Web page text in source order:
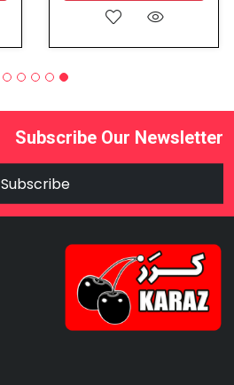
Subscribe Our Newsletter
Subscribe